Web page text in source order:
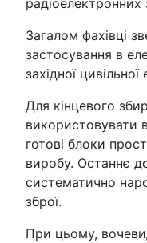
радіоелектронних
Загалом фахівці
застосування в
західної
Для кінцевого
використовувати
готові блоки
виробу. Останнє
систематично
зброї.
При цьому,